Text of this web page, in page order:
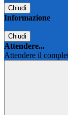
Chiudi
Informazione
Chiudi
Attendere...
Attendere il